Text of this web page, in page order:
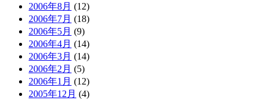
2006年8月 (12)
2006年7月 (18)
2006年5月 (9)
2006年4月 (14)
2006年3月 (14)
2006年2月 (5)
2006年1月 (12)
2005年12月 (4)